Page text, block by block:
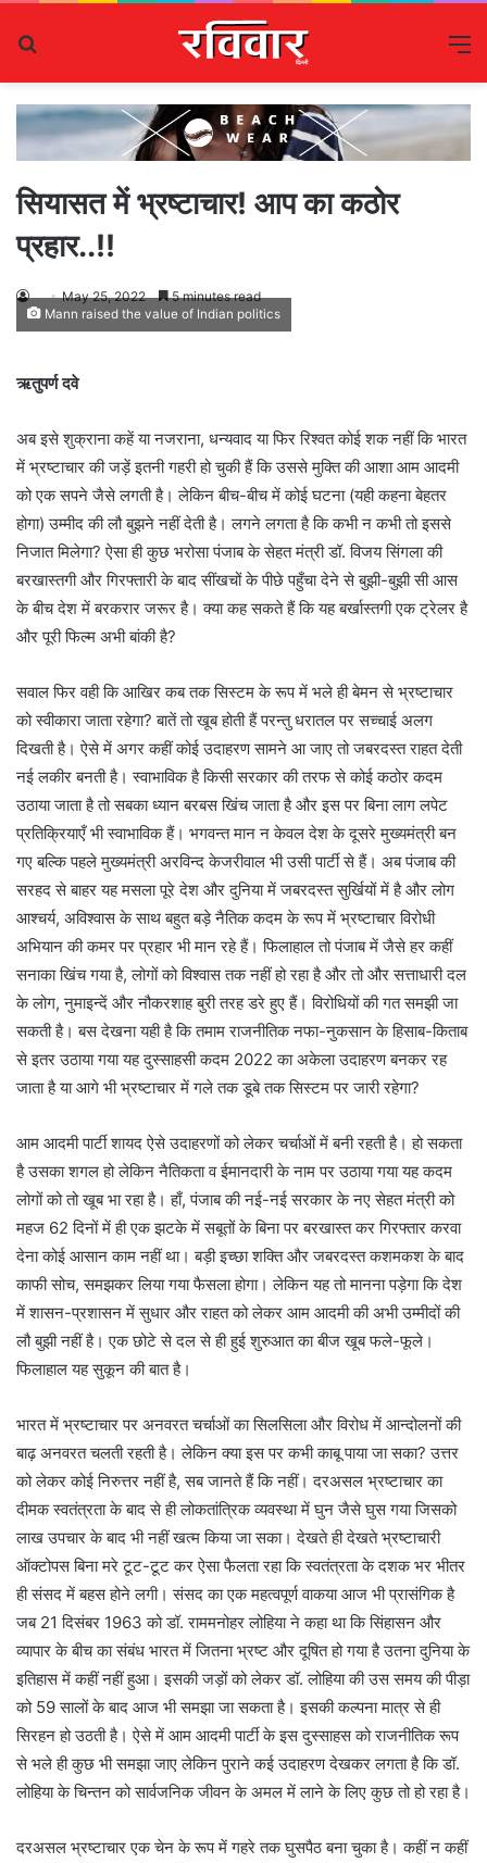
सियासत में भ्रष्टाचार! आप का कठोर
प्रहार..!!
May 25, 2022 5 minutes read
Mann raised the value of Indian politics
ऋतुपर्ण दवे
अब इसे शुक्राना कहें या नजराना, धन्यवाद या फिर रिश्वत कोई शक नहीं कि भारत
में भ्रष्टाचार की जड़ें इतनी गहरी हो चुकी हैं कि उससे मुक्ति की आशा आम आदमी
को एक सपने जैसे लगती है। लेकिन बीच-बीच में कोई घटना (यही कहना बेहतर
होगा) उम्मीद की लौ बुझने नहीं देती है। लगने लगता है कि कभी न कभी तो इससे
निजात मिलेगा? ऐसा ही कुछ भरोसा पंजाब के सेहत मंत्री डॉ. विजय सिंगला की
बरखास्तगी और गिरफ्तारी के बाद सींखचों के पीछे पहुँचा देने से बुझी-बुझी सी आस
के बीच देश में बरकरार जरूर है। क्या कह सकते हैं कि यह बर्खास्तगी एक ट्रेलर है
और पूरी फिल्म अभी बांकी है?
सवाल फिर वही कि आखिर कब तक सिस्टम के रूप में भले ही बेमन से भ्रष्टाचार
को स्वीकारा जाता रहेगा? बातें तो खूब होती हैं परन्तु धरातल पर सच्चाई अलग
दिखती है। ऐसे में अगर कहीं कोई उदाहरण सामने आ जाए तो जबरदस्त राहत देती
नई लकीर बनती है। स्वाभाविक है किसी सरकार की तरफ से कोई कठोर कदम
उठाया जाता है तो सबका ध्यान बरबस खिंच जाता है और इस पर बिना लाग लपेट
प्रतिक्रियाएँ भी स्वाभाविक हैं। भगवन्त मान न केवल देश के दूसरे मुख्यमंत्री बन
गए बल्कि पहले मुख्यमंत्री अरविन्द केजरीवाल भी उसी पार्टी से हैं। अब पंजाब की
सरहद से बाहर यह मसला पूरे देश और दुनिया में जबरदस्त सुर्खियों में है और लोग
आश्चर्य, अविश्वास के साथ बहुत बड़े नैतिक कदम के रूप में भ्रष्टाचार विरोधी
अभियान की कमर पर प्रहार भी मान रहे हैं। फिलाहाल तो पंजाब में जैसे हर कहीं
सनाका खिंच गया है, लोगों को विश्वास तक नहीं हो रहा है और तो और सत्ताधारी दल
के लोग, नुमाइन्दें और नौकरशाह बुरी तरह डरे हुए हैं। विरोधियों की गत समझी जा
सकती है। बस देखना यही है कि तमाम राजनीतिक नफा-नुकसान के हिसाब-किताब
से इतर उठाया गया यह दुस्साहसी कदम 2022 का अकेला उदाहरण बनकर रह
जाता है या आगे भी भ्रष्टाचार में गले तक डूबे तक सिस्टम पर जारी रहेगा?
आम आदमी पार्टी शायद ऐसे उदाहरणों को लेकर चर्चाओं में बनी रहती है। हो सकता
है उसका शगल हो लेकिन नैतिकता व ईमानदारी के नाम पर उठाया गया यह कदम
लोगों को तो खूब भा रहा है। हाँ, पंजाब की नई-नई सरकार के नए सेहत मंत्री को
महज 62 दिनों में ही एक झटके में सबूतों के बिना पर बरखास्त कर गिरफ्तार करवा
देना कोई आसान काम नहीं था। बड़ी इच्छा शक्ति और जबरदस्त कशमकश के बाद
काफी सोच, समझकर लिया गया फैसला होगा। लेकिन यह तो मानना पड़ेगा कि देश
में शासन-प्रशासन में सुधार और राहत को लेकर आम आदमी की अभी उम्मीदों की
लौ बुझी नहीं है। एक छोटे से दल से ही हुई शुरुआत का बीज खूब फले-फूले।
फिलाहाल यह सुकून की बात है।
भारत में भ्रष्टाचार पर अनवरत चर्चाओं का सिलसिला और विरोध में आन्दोलनों की
बाढ़ अनवरत चलती रहती है। लेकिन क्या इस पर कभी काबू पाया जा सका? उत्तर
को लेकर कोई निरुत्तर नहीं है, सब जानते हैं कि नहीं। दरअसल भ्रष्टाचार का
दीमक स्वतंत्रता के बाद से ही लोकतांत्रिक व्यवस्था में घुन जैसे घुस गया जिसको
लाख उपचार के बाद भी नहीं खत्म किया जा सका। देखते ही देखते भ्रष्टाचारी
ऑक्टोपस बिना मरे टूट-टूट कर ऐसा फैलता रहा कि स्वतंत्रता के दशक भर भीतर
ही संसद में बहस होने लगी। संसद का एक महत्वपूर्ण वाकया आज भी प्रासंगिक है
जब 21 दिसंबर 1963 को डॉ. राममनोहर लोहिया ने कहा था कि सिंहासन और
व्यापार के बीच का संबंध भारत में जितना भ्रष्ट और दूषित हो गया है उतना दुनिया के
इतिहास में कहीं नहीं हुआ। इसकी जड़ों को लेकर डॉ. लोहिया की उस समय की पीड़ा
को 59 सालों के बाद आज भी समझा जा सकता है। इसकी कल्पना मात्र से ही
सिरहन हो उठती है। ऐसे में आम आदमी पार्टी के इस दुस्साहस को राजनीतिक रूप
से भले ही कुछ भी समझा जाए लेकिन पुराने कई उदाहरण देखकर लगता है कि डॉ.
लोहिया के चिन्तन को सार्वजनिक जीवन के अमल में लाने के लिए कुछ तो हो रहा है।
दरअसल भ्रष्टाचार एक चेन के रूप में गहरे तक घुसपैठ बना चुका है। कहीं न कहीं